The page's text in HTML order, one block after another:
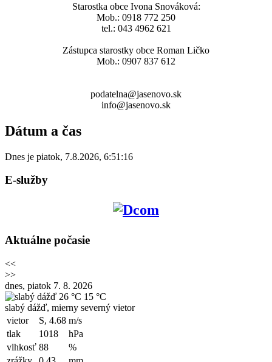
Starostka obce Ivona Snováková:
Mob.: 0918 772 250
tel.: 043 4962 621
Zástupca starostky obce Roman Ličko
Mob.: 0907 837 612
podatelna@jasenovo.sk
info@jasenovo.sk
Dátum a čas
Dnes je piatok, 7.8.2026, 6:51:16
E-služby
Aktuálne počasie
<<
>>
dnes, piatok 7. 8. 2026
26 °C 15 °C
slabý dážď, mierny severný vietor
vietor
S, 4.68 m/s
tlak
1018
hPa
vlhkosť 88
%